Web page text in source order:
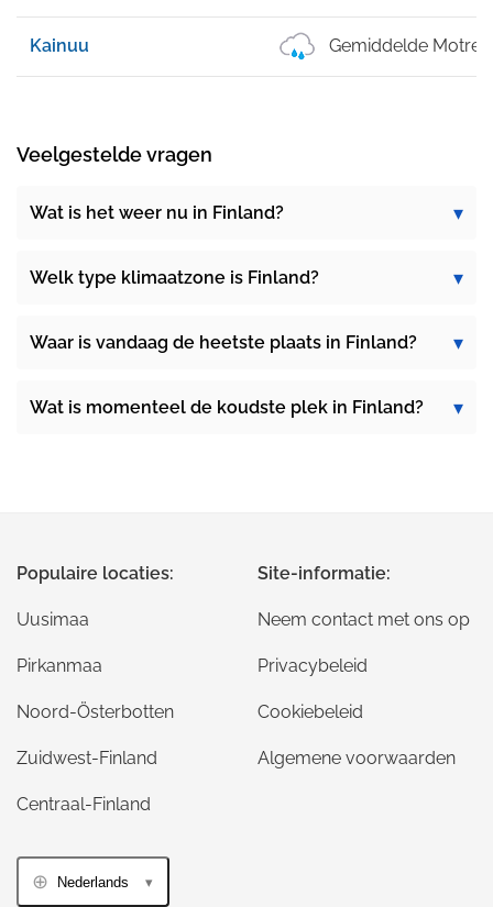
Kainuu Gemiddelde
Veelgestelde vragen
Wat is het weer nu in Finland?
Welk type klimaatzone is Finland?
Waar is vandaag de heetste plaats in Finland?
Wat is momenteel de koudste plek in Finland?
Populaire locaties:
Uusimaa
Pirkanmaa
Noord-Österbotten
Zuidwest-Finland
Centraal-Finland
Site-informatie:
Neem contact met ons op
Privacybeleid
Cookiebeleid
Algemene voorwaarden
Nederlands